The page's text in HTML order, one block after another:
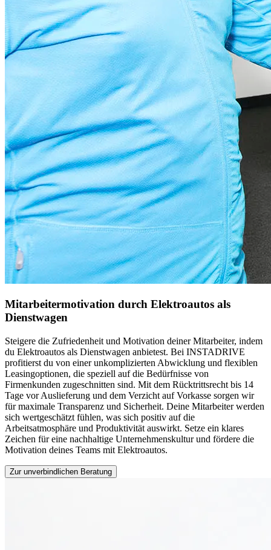
Mitarbeitermotivation durch Elektroautos als
Dienstwagen
Steigere die Zufriedenheit und Motivation deiner Mitarbeiter, indem
du Elektroautos als Dienstwagen anbietest. Bei INSTADRIVE
profitierst du von einer unkomplizierten Abwicklung und flexiblen
Leasingoptionen, die speziell auf die Bedürfnisse von
Firmenkunden zugeschnitten sind. Mit dem Rücktrittsrecht bis 14
Tage vor Auslieferung und dem Verzicht auf Vorkasse sorgen wir
für maximale Transparenz und Sicherheit. Deine Mitarbeiter werden
sich wertgeschätzt fühlen, was sich positiv auf die
Arbeitsatmosphäre und Produktivität auswirkt. Setze ein klares
Zeichen für eine nachhaltige Unternehmenskultur und fördere die
Motivation deines Teams mit Elektroautos.
Zur unverbindlichen Beratung